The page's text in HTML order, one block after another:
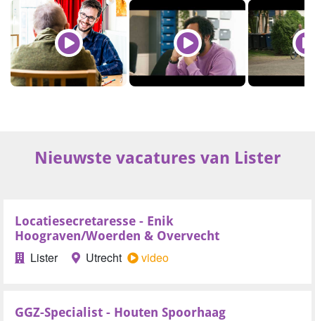
Nieuwste vacatures van Lister
Locatiesecretaresse - Enik
Hoograven/Woerden & Overvecht
Lister Utrecht video
GGZ-Specialist - Houten Spoorhaag